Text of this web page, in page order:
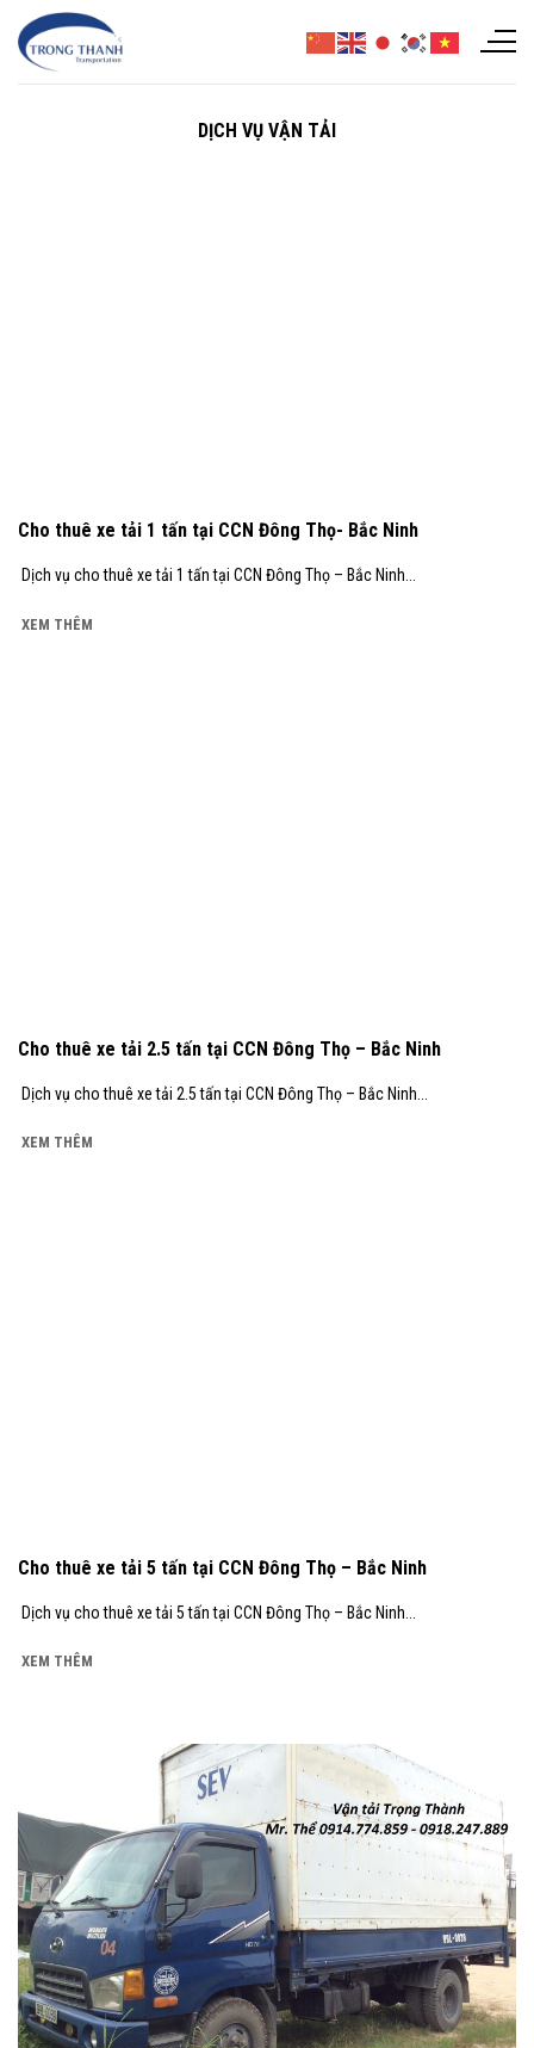
Chuyển
đến
DỊCH VỤ VẬN TẢI
Cho thuê xe tải 1 tấn tại CCN Đông Thọ- Bắc Ninh
Dịch vụ cho thuê xe tải 1 tấn tại CCN Đông Thọ – Bắc Ninh...
XEM THÊM
Cho thuê xe tải 2.5 tấn tại CCN Đông Thọ – Bắc Ninh
Dịch vụ cho thuê xe tải 2.5 tấn tại CCN Đông Thọ – Bắc Ninh...
XEM THÊM
Cho thuê xe tải 5 tấn tại CCN Đông Thọ – Bắc Ninh
Dịch vụ cho thuê xe tải 5 tấn tại CCN Đông Thọ – Bắc Ninh...
XEM THÊM